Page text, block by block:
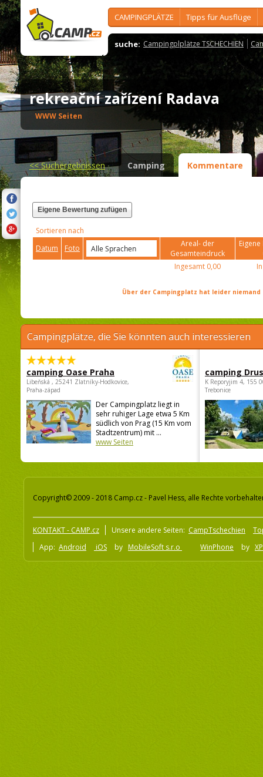
CAMPINGPLÄTZE Tipps für Ausflüge
suche: Campingplplätze TSCHECHIEN
rekreační zařízení Radava
WWW Seiten
<<Suchergebnissen Camping Kommentare
Eigene Bewertung zufügen
Sortieren nach
Datum
Foto
Areal- der
Gesamteindruck
Ingesamt 0,00
Über der Campingplatz hat leider
Campingplätze, die Sie könnten auch interessieren
camping Oase Praha
Libeňská , 25241 Zlatníky-Hodkovice,
Praha-západ
Der Campingplatz liegt in
sehr ruhiger Lage etwa 5 Km
südlich von Prag (15 Km vom
Stadtzentrum) mit ...
www Seiten
camping
K Reporyjim 4, 155
Trebonice
Copyright© 2009 - 2018 Camp.cz - Pavel Hess, alle Rechte
KONTAKT - CAMP.cz Unsere andere Seiten: CampTschechien
App: Android iOS by MobileSoft s.r.o WinPhone by